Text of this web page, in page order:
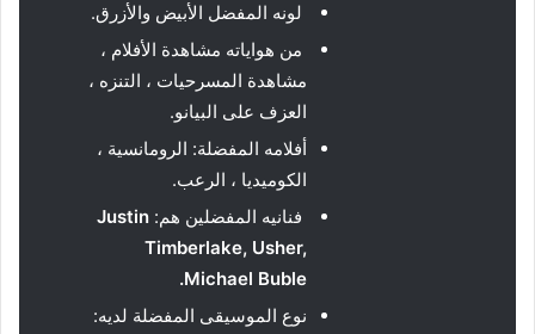
لونه المفضل الأبيض والأزرق.
من هواياته مشاهدة الأفلام ،
مشاهدة المسرحيات ، التنزه ،
العزف على البيانو.
أفلامه المفضلة: الرومانسية ،
الكوميديا ​​، الرعب.
فنانيه المفضلين هم: Justin
Timberlake, Usher,
Michael Buble
.
نوع الموسيقى المفضلة لديه: